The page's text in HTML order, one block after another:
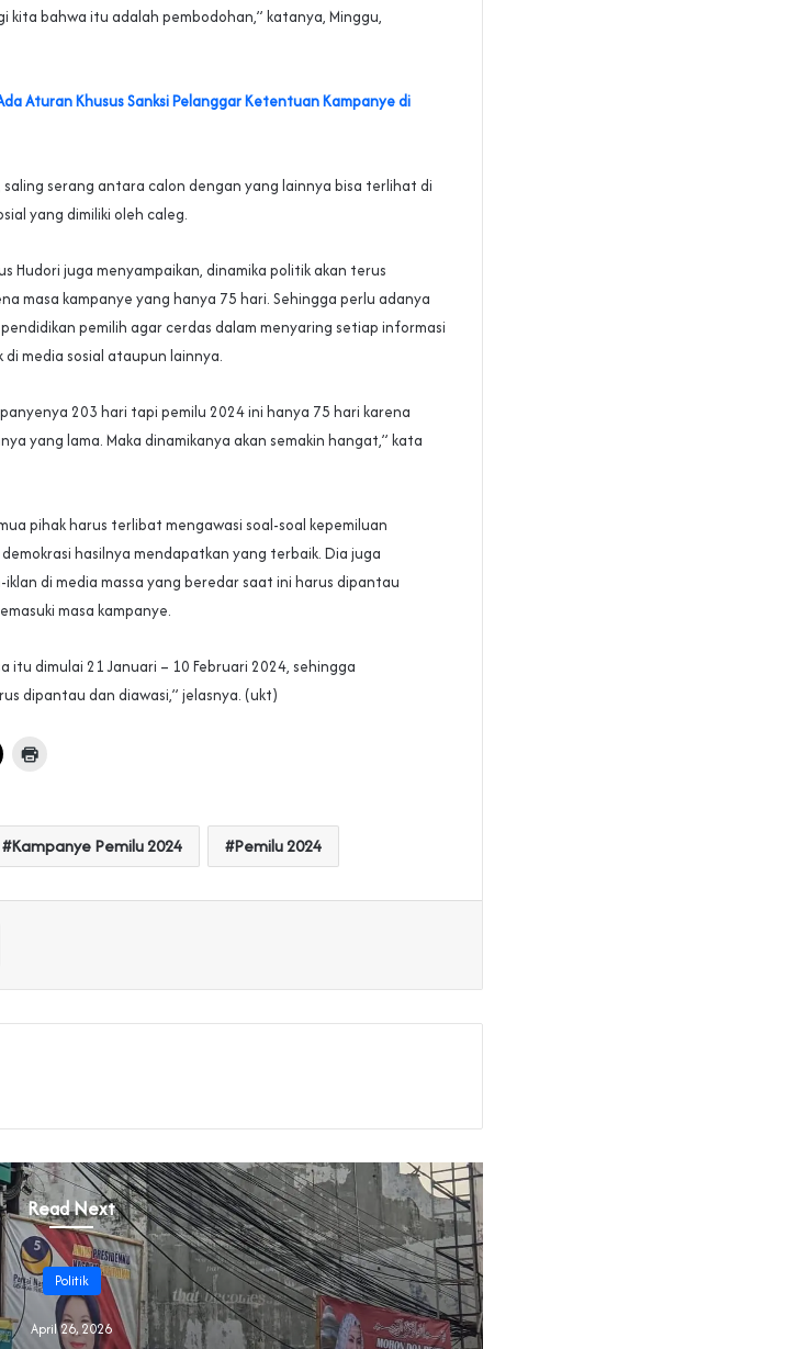
kita bahwa itu adalah pembodohan,” katanya, Minggu,
Aturan Khusus Sanksi Pelanggar Ketentuan Kampanye di
saling serang antara calon dengan yang lainnya bisa terlihat di
yang dimiliki oleh caleg.
Hudori juga menyampaikan, dinamika politik akan terus
masa kampanye yang hanya 75 hari. Sehingga perlu adanya
pemilih agar cerdas dalam menyaring setiap informasi
media sosial ataupun lainnya.
203 hari tapi pemilu 2024 ini hanya 75 hari karena
yang lama. Maka dinamikanya akan semakin hangat,” kata
pihak harus terlibat mengawasi soal-soal kepemiluan
hasilnya mendapatkan yang terbaik. Dia juga
di media massa yang beredar saat ini harus dipantau
masa kampanye.
itu dimulai 21 Januari – 10 Februari 2024, sehingga
dipantau dan diawasi,” jelasnya. (ukt)
Kampanye Pemilu 2024 Pemilu 2024
Print
Read Next
Politik
April 26, 2026